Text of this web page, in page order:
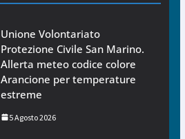
Unione Volontariato
Protezione Civile San Marino.
Allerta meteo codice colore
Arancione per temperature
estreme
5 Agosto 2026